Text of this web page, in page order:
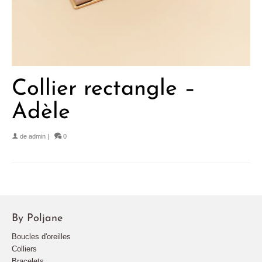
Collier rectangle –
Adèle
de admin | 0
By Poljane
Boucles d'oreilles
Colliers